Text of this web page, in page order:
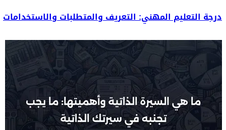
درجة التعليم المهني: التعريف والمتطلبات والاستخدامات